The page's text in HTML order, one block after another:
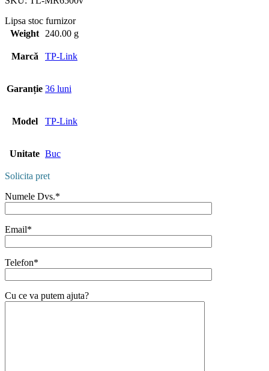
Lipsa stoc furnizor
Weight
240.00 g
Marcă TP-Link
Garanție 36 luni
Model TP-Link
Unitate Buc
Solicita pret
Numele Dvs.*
Email*
Telefon*
Cu ce va putem ajuta?